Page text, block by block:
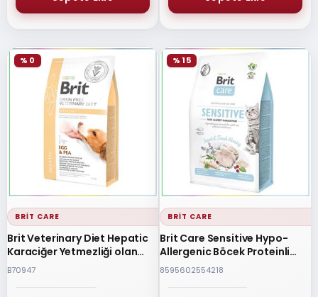
BRIT CARE
Brit Veterinary Diet Hepatic
Karaciğer Yetmezliği olan
Köpekler için Tahılsız Köpek
B70947
% 0
BRIT CARE
Brit Care Sensitive Hypo-
Allergenic Böcek Proteinli
Tahılsız Yetişkin Kedi Maması
8595602554218
% 15